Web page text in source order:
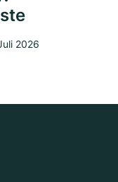
2026